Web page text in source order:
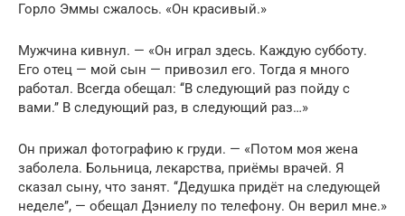
Горло Эммы сжалось. «Он красивый.»
Мужчина кивнул. — «Он играл здесь. Каждую субботу.
Его отец — мой сын — привозил его. Тогда я много
работал. Всегда обещал: ‘‘В следующий раз пойду с
вами.’’ В следующий раз, в следующий раз…»
Он прижал фотографию к груди. — «Потом моя жена
заболела. Больница, лекарства, приёмы врачей. Я
сказал сыну, что занят. ‘‘Дедушка придёт на следующей
неделе’’, — обещал Дэниелу по телефону. Он верил мне.»